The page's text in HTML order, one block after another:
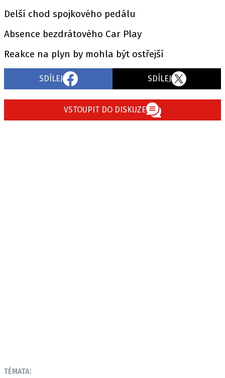
Delší chod spojkového pedálu
Absence bezdrátového Car Play
Reakce na plyn by mohla být ostřejší
SDÍLEJ SDÍLEJ
VSTOUPIT DO DISKUZE
TÉMATA: